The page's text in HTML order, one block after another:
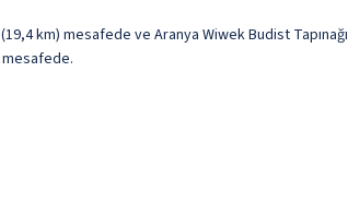
km) mesafede ve Aranya Wiwek Budist
mesafede.